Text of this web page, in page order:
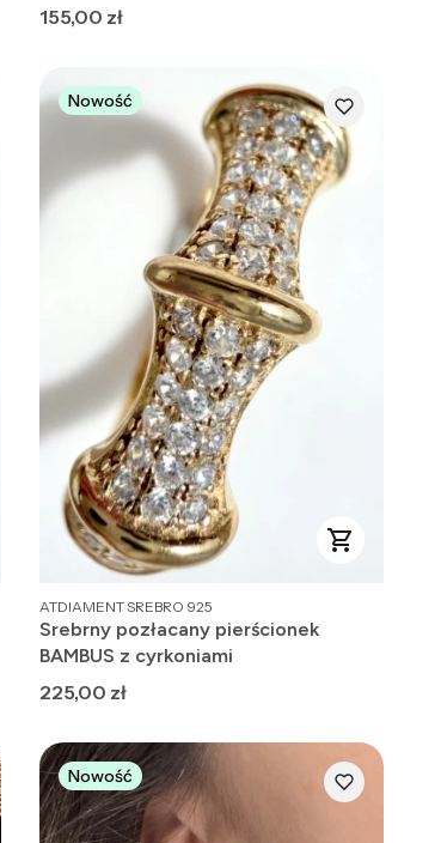
Cena
155,00 zł
Nowość
PRODUCENT
ATDIAMENT SREBRO 925
Srebrny pozłacany pierścionek
BAMBUS z cyrkoniami
Cena
225,00 zł
Nowość